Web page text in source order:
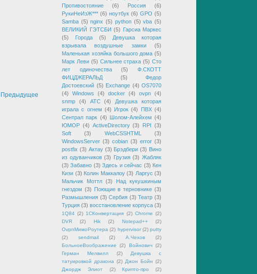
Предыдущее
Противостояние
(6) Россия
(6)
РукиНеИзЖ*** (6) ноутбук (6) GPO (5)
Samba (5) nginx (5) python (5) vba (5)
ВЕЛИКИЙ ГЭТСБИ (5)
Гарсиа Маркес
(5)
Города (5)
Девушка которая
взрывала воздушные замки
(5)
Маленькая хозяйка большого дома (5)
Марк Леви (5) Сильнее страха (5) Сто
лет одиночества
(5)
Ф.СКОТТ
ФИЦДЖЕРАЛЬД
(5)
Федор
Достоевский (5) Exchange (4) OS7070
(4)
Windows (4) docker (4) ovpn (4)
snmp
(4) АТС (4)
Девушка которая
играла с огнем (4) Игрок (4) ПВХ (4)
Сентрал парк (4) Шолом-Алейхем (4)
ЮМОР (4) ActiveDirectory (3) RPI
(3)
Soft
(3) WebCSSHTML
(3)
WindowsServer (3) cobian (3) error (3)
postfix (3) Актау (3) Брэдбери (3) Вино
из одуванчиков (3) Грузия (3) Жабляк
(3) Забавно (3) Здесь и сейчас (3) Кен
Кизи (3) Колин Маккалоу (3) Ларгус (3)
Мальчик Моттл (3)
Над кукушкиным
гнездом (3) Поющие в терновнике (3)
Размышления (3) Сербия (3) Театр (3)
Турция (3) восстановление корпуса (3)
1Q84 (2) 1СКонвертация (2) Chrome (2)
DVR
(2) Hik (2) Notepad++
(2)
OvpnМимоРоутера (2) hypervisor (2) putty
(2)
sendmail (2) А.Чехов
(2)
БольноеВоображение
(2) Войнович (2)
Герман Мелвилл
(2)
Девушка с
татуировкой дракона (2) Джон Бойн (2)
Джордж Элиот
(2) Крипто-про
(2)